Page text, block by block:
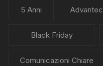
5 Anni Advantec
Black Friday
Comunicazioni Chiare